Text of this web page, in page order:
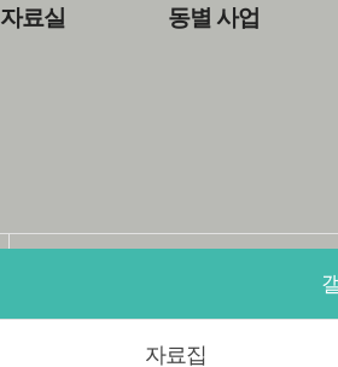
자료실 동별 사업
자료집